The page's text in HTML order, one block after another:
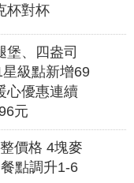
杯對杯
堡、四盎司
級點新增69
心優惠連續
元
價格 4塊麥
點調升1-6